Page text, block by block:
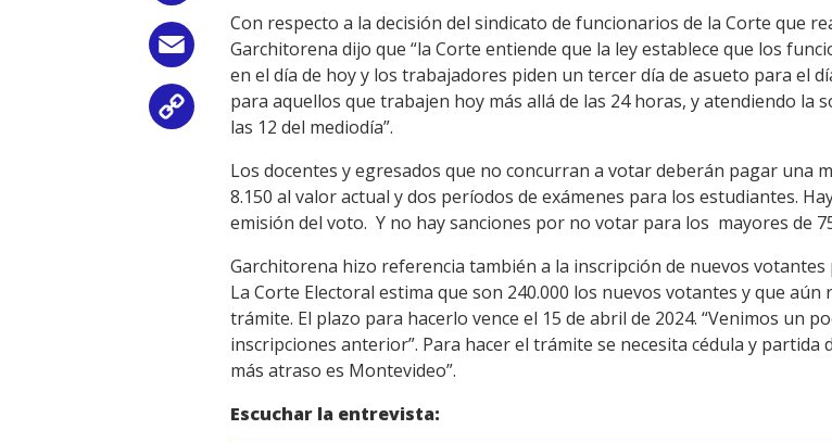
Email
Copy
Con respecto a la decisión del sindicato de funcionarios de la Corte que
Garchitorena dijo que “la Corte entiende que la ley establece que los
en el día de hoy y los trabajadores piden un tercer día de asueto para el
para aquellos que trabajen hoy más allá de las 24 horas, y atendiendo la
las 12 del mediodía”.
Los docentes y egresados que no concurran a votar deberán pagar una
8.150 al valor actual y dos períodos de exámenes para los estudiantes.
emisión del voto. Y no hay sanciones por no votar para los mayores de
Garchitorena hizo referencia también a la inscripción de nuevos
La Corte Electoral estima que son 240.000 los nuevos votantes y que
trámite. El plazo para hacerlo vence el 15 de abril de 2024. “Venimos un
inscripciones anterior”. Para hacer el trámite se necesita cédula y
más atraso es Montevideo”.
Escuchar la entrevista: